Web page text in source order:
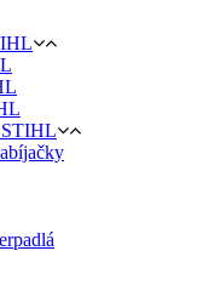
STIHL